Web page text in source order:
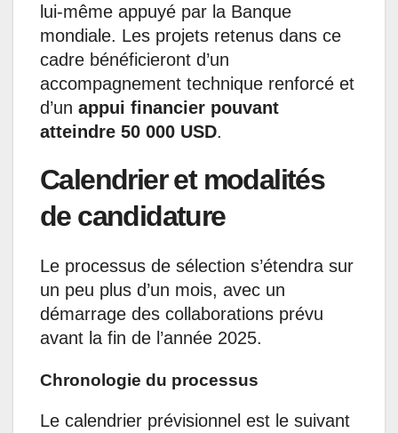
lui-même appuyé par la Banque
mondiale. Les projets retenus dans ce
cadre bénéficieront d’un
accompagnement technique renforcé et
d’un appui financier pouvant
atteindre 50 000 USD.
Calendrier et modalités
de candidature
Le processus de sélection s’étendra sur
un peu plus d’un mois, avec un
démarrage des collaborations prévu
avant la fin de l’année 2025.
Chronologie du processus
Le calendrier prévisionnel est le suivant